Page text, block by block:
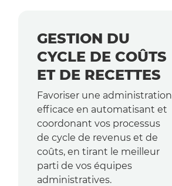
GESTION DU
CYCLE DE COÛTS
ET DE RECETTES
Favoriser une administration
efficace en automatisant et
coordonant vos processus
de cycle de revenus et de
coûts, en tirant le meilleur
parti de vos équipes
administratives.